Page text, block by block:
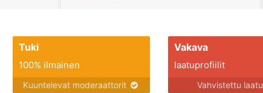
Tuki
100% ilmainen
Kuuntelevat moderaattorit
Vakava
laatuprofiilit
Vahvistettu laatu